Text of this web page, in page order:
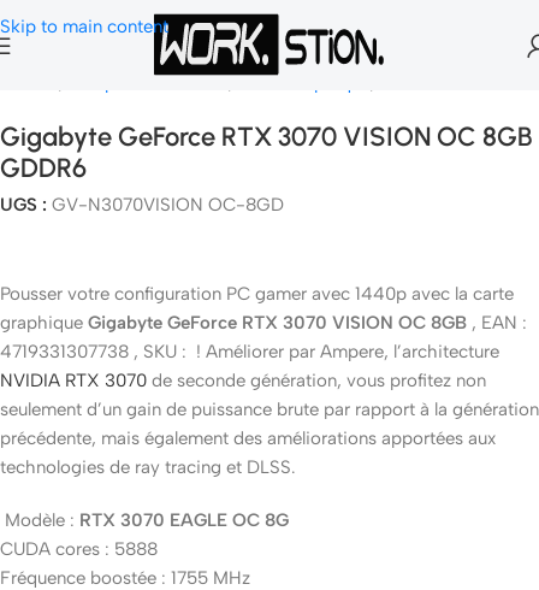
Skip to main content
Composants Gamer Carte Graphique
Gigabyte GeForce RTX 3070 VISION OC 8GB
GDDR6
UGS : GV-N3070VISION OC-8GD
Pousser votre configuration PC gamer avec 1440p avec la carte
graphique Gigabyte GeForce RTX 3070 VISION OC 8GB , EAN :
4719331307738 , SKU : ! Améliorer par Ampere, l’architecture
NVIDIA RTX 3070 de seconde génération, vous profitez non
seulement d’un gain de puissance brute par rapport à la génération
précédente, mais également des améliorations apportées aux
technologies de ray tracing et DLSS.
Modèle : RTX 3070 EAGLE OC 8G
CUDA cores : 5888
Fréquence boostée : 1755 MHz